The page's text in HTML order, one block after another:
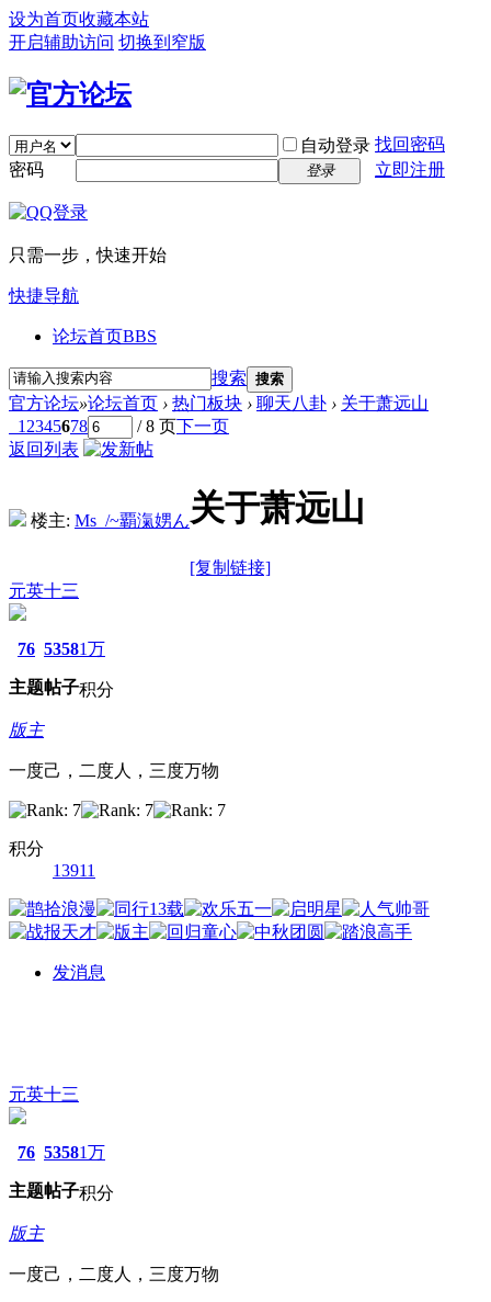
设为首页收藏本站
开启辅助访问 切换到窄版
自动登录 找回密码
密码
登录 立即注册
只需一步，快速开始
快捷导航
论坛首页BBS
搜索 搜索
官方论坛»论坛首页 › 热门板块 › 聊天八卦 › 关于萧远山
1 2345678 / 8 页下一页
返回列表
楼主: Ms_/~覇滊娚ん关于萧远山
[复制链接]
元英十三
76
主题
5358
帖子
1万
积分
版主
一度己，二度人，三度万物
积分
13911
发消息
元英十三
76
主题
5358
帖子
1万
积分
版主
一度己，二度人，三度万物